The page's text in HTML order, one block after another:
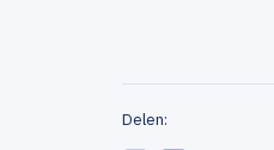
Delen: